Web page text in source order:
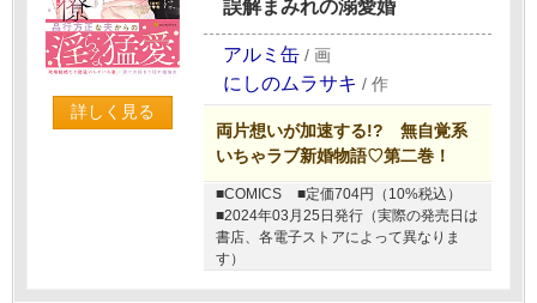
詳しく見る
誤解まみれの溺愛婚
アルミ缶 / 画
にしのムラサキ / 作
両片想いが加速する!? 無自覚系
いちゃラブ新婚物語♡第二巻！
■COMICS
■定価704円（10%税込）
■2024年03月25日発行（実際の発売日は
書店、各電子ストアによって異なりま
す）